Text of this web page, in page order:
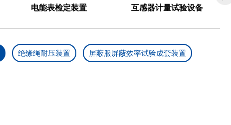
电能表检定装置 互感器计量试验设备
绝缘绳耐压装置 屏蔽服屏蔽效率试验成套装置